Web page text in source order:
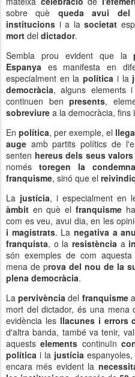
sobre què queda avui del
institucions i a la societat
mort del dictador.
Sembla prou evident que la
Espanya es manifesta en
especialment en lapolítica i la
democràcia, alguns elements
continuen benpresents,
sobreviure a la democràcia, fins
En política, per exemple, el
auge amb partits polítics de
senten hereus dels seus
només toregen la
franquisme, sinó que el
La justícia, i especialment en
àmbit en què el franquisme
com es veu, avui dia, en les
i magistrats. Lanegativa a
franquista, o la resistència a
són exemples de com aquesta
mena de prova del nou de la
plena democràcia.
Lapervivènciadel franquisme a
mort del dictador, és una mena
evidència les llacunes i errors
d'altra banda, també va tenir,
aquestselements continuïn
política i la justícia
encara més evident la